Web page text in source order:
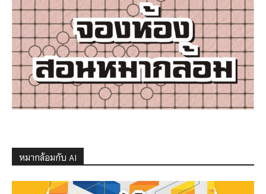
หมากล้อมกับ AI